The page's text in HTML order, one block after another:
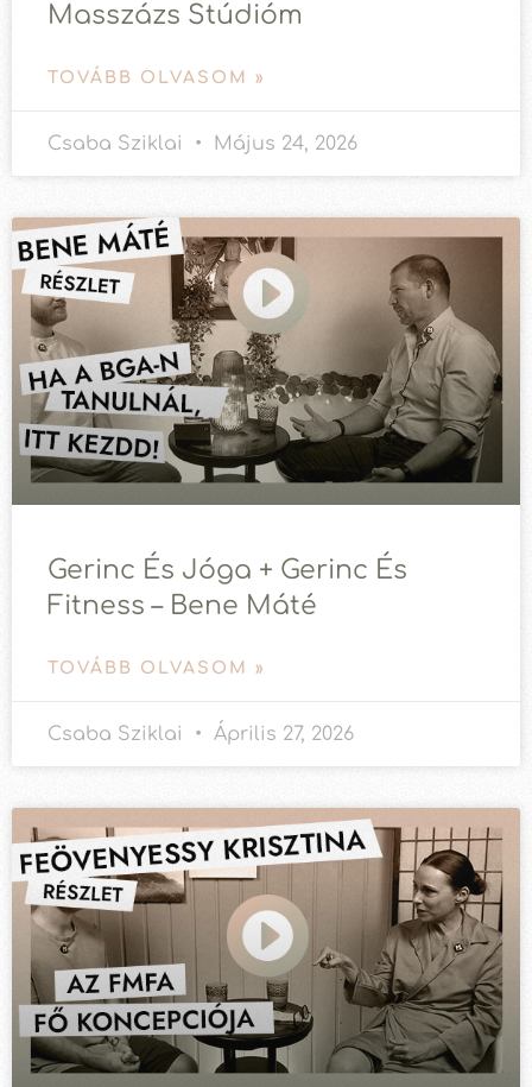
Masszázs Stúdióm
TOVÁBB OLVASOM »
Csaba Sziklai Május 24, 2026
Gerinc És Jóga + Gerinc És
Fitness – Bene Máté
TOVÁBB OLVASOM »
Csaba Sziklai Április 27, 2026